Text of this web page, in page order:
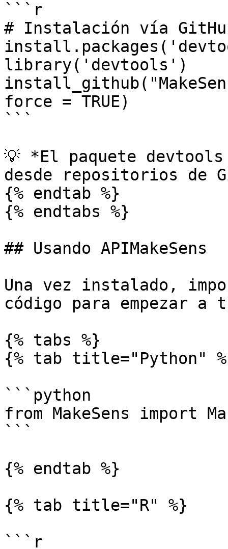
```r
# Instalación vía
library('devtools')
force = TRUE)
```
💡 *El paquete
desde repositorios de
{% endtab %}
{% endtabs %}
## Usando APIMakeSens
Una vez instalado,
código para empezar
{% tabs %}
{% tab title="Python"
```python
from MakeSens import
```
{% endtab %}
{% tab title="R" %}
```r